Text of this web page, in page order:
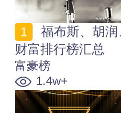
财富排行榜汇总
富豪榜
1.4w+